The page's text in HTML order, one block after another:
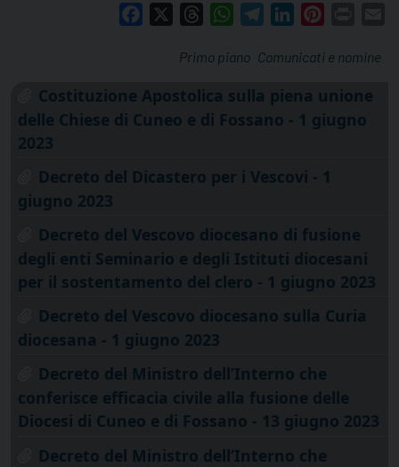
Facebook ThreadsWhatsAppTelegramLinkedIn
Comunicati e nomine
Primo piano
Costituzione Apostolica sulla piena unione
delle Chiese di Cuneo e di Fossano - 1 giugno
2023
Decreto del Dicastero per i Vescovi - 1
giugno 2023
Decreto del Vescovo diocesano di fusione
degli enti Seminario e degli Istituti diocesani
per il sostentamento del clero - 1 giugno 2023
Decreto del Vescovo diocesano sulla Curia
diocesana - 1 giugno 2023
Decreto del Ministro dell’Interno che
conferisce efficacia civile alla fusione delle
Diocesi di Cuneo e di Fossano - 13 giugno 2023
Decreto del Ministro dell’Interno che